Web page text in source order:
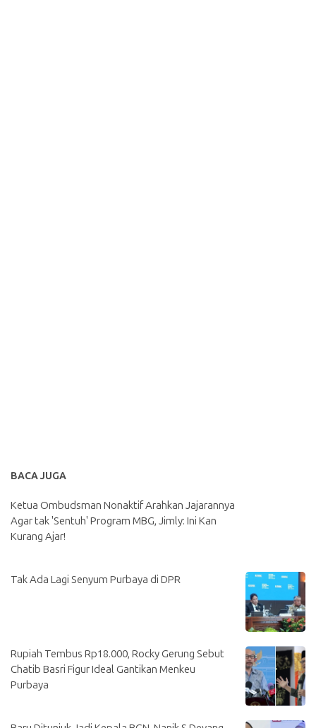
BACA JUGA
Ketua Ombudsman Nonaktif Arahkan Jajarannya
Agar tak 'Sentuh' Program MBG, Jimly: Ini Kan
Kurang Ajar!
Tak Ada Lagi Senyum Purbaya di DPR
Rupiah Tembus Rp18.000, Rocky Gerung Sebut
Chatib Basri Figur Ideal Gantikan Menkeu
Purbaya